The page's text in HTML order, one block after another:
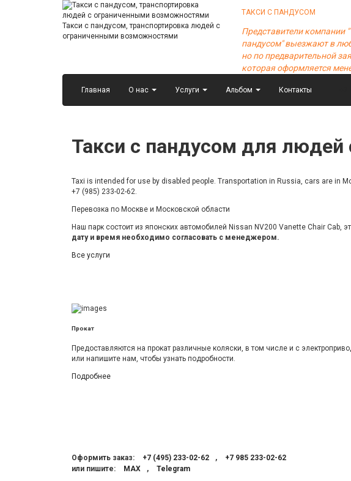
Такси с пандусом, транспортировка людей с
ограниченными возможностями
ТАКСИ С ПАНДУСОМ
Представители компании
пандусом" выезжают в
но по предварительной
которая оформляется
Главная О нас Услуги Альбом Контакты
Такси с пандусом для людей
Taxi is intended for use by disabled people. Transportation in Russia, cars are in
+7 (985) 233-02-62.
Перевозка по Москве и Московской области
Наш парк состоит из японских автомобилей Nissan NV200 Vanette Chair
дату и время необходимо согласовать с менеджером.
Все услуги
Прокат
Предоставляются на прокат различные коляски, в том числе и с
или напишите нам, чтобы узнать подробности.
Подробнее
Оформить заказ: +7 (495) 233-02-62 ,
+7 985 233-02-62
или пишите:
МАХ , Telegram